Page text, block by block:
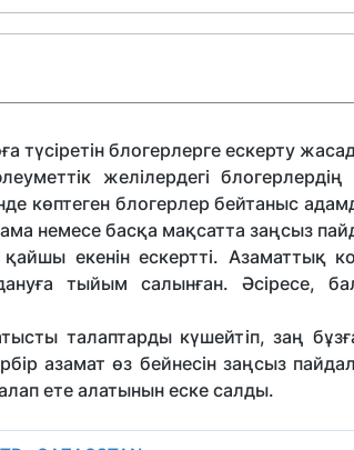
түсіретін блогерлерге ескерту
желілердегі
көптеген блогерлер бейтаныс
немесе басқа мақсатта заңсыз
екенін ескертті. Азаматтық
тыйым салынған. Әсіресе,
талаптарды күшейтіп, заң
азамат өз бейнесін заңсыз
ете алатынын еске салды.